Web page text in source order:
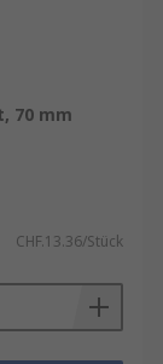
70 mm
CHF.13.36/Stück